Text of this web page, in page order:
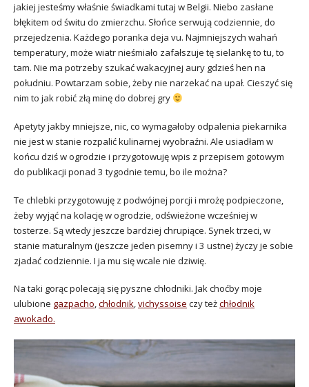
jakiej jesteśmy właśnie świadkami tutaj w Belgii. Niebo zasłane
błękitem od świtu do zmierzchu. Słońce serwują codziennie, do
przejedzenia. Każdego poranka deja vu. Najmniejszych wahań
temperatury, może wiatr nieśmiało zafałszuje tę sielankę to tu, to
tam. Nie ma potrzeby szukać wakacyjnej aury gdzieś hen na
południu. Powtarzam sobie, żeby nie narzekać na upał. Cieszyć się
nim to jak robić złą minę do dobrej gry
Apetyty jakby mniejsze, nic, co wymagałoby odpalenia piekarnika
nie jest w stanie rozpalić kulinarnej wyobraźni. Ale usiadłam w
końcu dziś w ogrodzie i przygotowuję wpis z przepisem gotowym
do publikacji ponad 3 tygodnie temu, bo ile można?
Te chlebki przygotowuję z podwójnej porcji i mrożę podpieczone,
żeby wyjąć na kolację w ogrodzie, odświeżone wcześniej w
tosterze. Są wtedy jeszcze bardziej chrupiące. Synek trzeci, w
stanie maturalnym (jeszcze jeden pisemny i 3 ustne) życzy je sobie
zjadać codziennie. I ja mu się wcale nie dziwię.
Na taki gorąc polecają się pyszne chłodniki. Jak choćby moje
ulubione gazpacho,chłodnik,vichyssoise czy teżchłodnik
awokado.